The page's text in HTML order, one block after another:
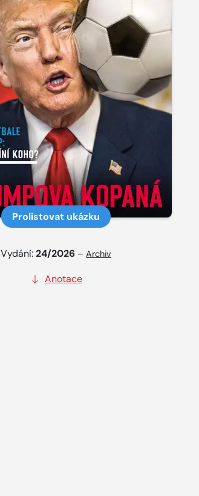
Prolistovat ukázku
Vydání:24/2026 –Archiv
Anotace